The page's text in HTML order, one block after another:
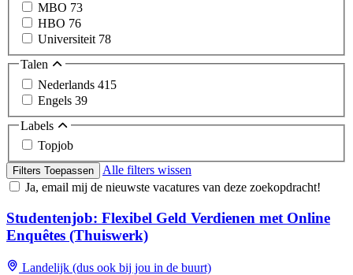
MBO 73
HBO 76
Universiteit 78
Talen
Nederlands 415
Engels 39
Labels
Topjob
Filters Toepassen
Alle filters wissen
Ja, email mij de nieuwste vacatures van deze zoekopdracht!
Studentenjob: Flexibel Geld Verdienen met Online
Enquêtes (Thuiswerk)
Landelijk (dus ook bij jou in de buurt)